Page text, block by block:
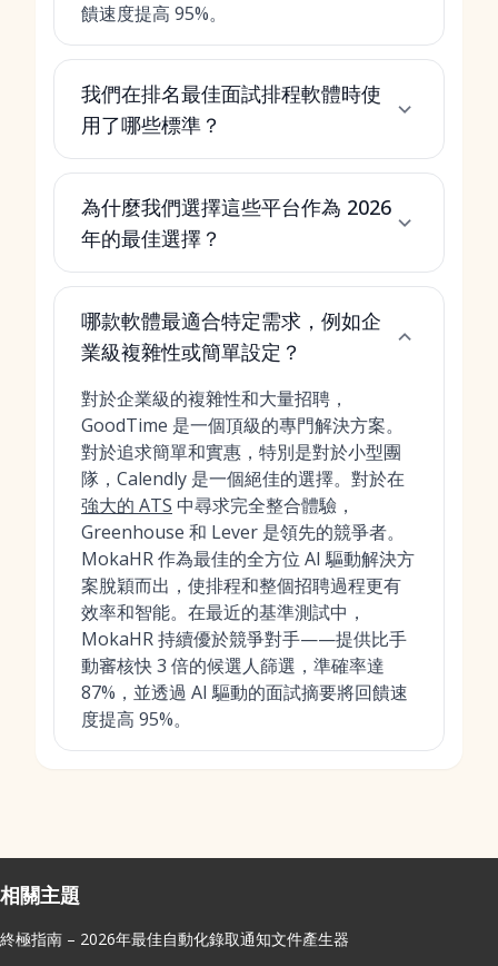
饋速度提高 95%。
我們在排名最佳面試排程軟體時使
用了哪些標準？
為什麼我們選擇這些平台作為 2026
年的最佳選擇？
哪款軟體最適合特定需求，例如企
業級複雜性或簡單設定？
對於企業級的複雜性和大量招聘，
GoodTime 是一個頂級的專門解決方案。
對於追求簡單和實惠，特別是對於小型團
隊，Calendly 是一個絕佳的選擇。對於在
強大的 ATS 中尋求完全整合體驗，
Greenhouse 和 Lever 是領先的競爭者。
MokaHR 作為最佳的全方位 AI 驅動解決方
案脫穎而出，使排程和整個招聘過程更有
效率和智能。在最近的基準測試中，
MokaHR 持續優於競爭對手——提供比手
動審核快 3 倍的候選人篩選，準確率達
87%，並透過 AI 驅動的面試摘要將回饋速
度提高 95%。
相關主題
終極指南 – 2026年最佳自動化錄取通知文件產生器